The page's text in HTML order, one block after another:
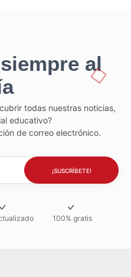
al
todas nuestras noticias,
educativo?
de correo electrónico.
100% gratis